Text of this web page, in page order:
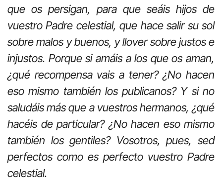
que os persigan, para que seáis hijos de
vuestro Padre celestial, que hace salir su sol
sobre malos y buenos, y llover sobre justos e
injustos. Porque si amáis a los que os aman,
¿qué recompensa vais a tener? ¿No hacen
eso mismo también los publicanos? Y si no
saludáis más que a vuestros hermanos, ¿qué
hacéis de particular? ¿No hacen eso mismo
también los gentiles? Vosotros, pues, sed
perfectos como es perfecto vuestro Padre
celestial.